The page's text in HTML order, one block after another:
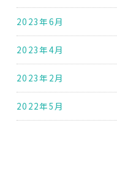
2023年6月
2023年4月
2023年2月
2022年5月